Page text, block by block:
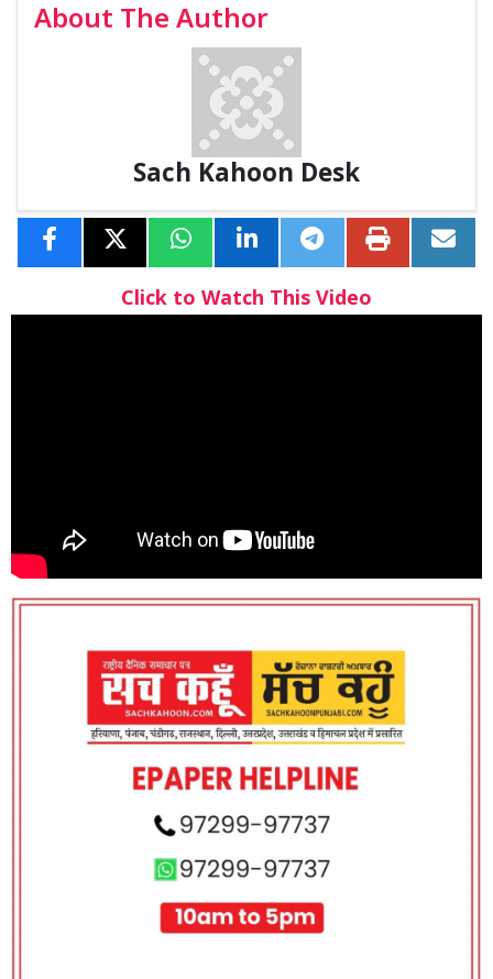
About The Author
Sach Kahoon Desk
Click to Watch This Video